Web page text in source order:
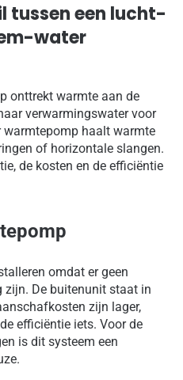
tussen een lucht-
water
onttrekt warmte aan de
verwarmingswater voor
warmtepomp haalt warmte
of horizontale slangen.
de kosten en de efficiëntie
omdat er geen
De buitenunit staat in
zijn lager,
efficiëntie iets. Voor de
is dit systeem een